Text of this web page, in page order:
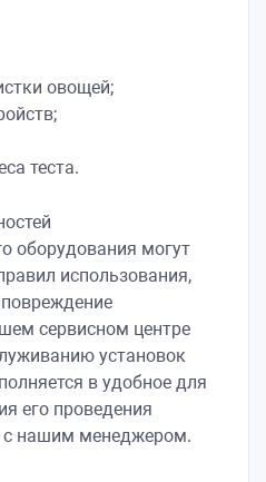
овощей;
теста.
оборудования могут
использования,
сервисном центре
установок
в удобное для
его проведения
с нашим менеджером.